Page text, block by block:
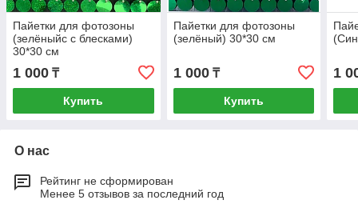
Пайетки для фотозоны
(зелёныйс с блесками)
30*30 см
1 000 ₸
Купить
Пайетки для фотозоны
(зелёный) 30*30 см
1 000₸
Купить
1
О нас
Рейтинг не сформирован
Менее 5 отзывов за последний год